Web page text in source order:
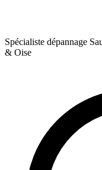
Spécialiste dépannage
& Oise